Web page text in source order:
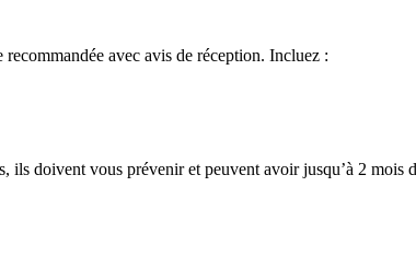
avec avis de réception. Incluez :
doivent vous prévenir et peuvent avoir jusqu’à 2 mois